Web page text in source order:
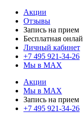
Акции
Отзывы
Запись на прием
Бесплатная
Личный кабинет
+7 495 921-34-26
Мы в MAX
Акции
Мы в MAX
Запись на прием
+7 495 921-34-26